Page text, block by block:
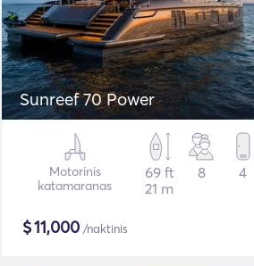
Sunreef 70 Power
Motorinis
katamaranas
69 ft
21 m
8 4
$11,000 /naktinis